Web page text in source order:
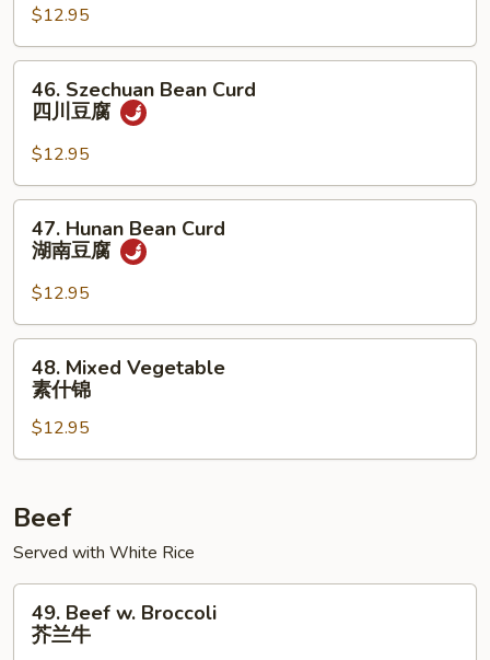
Tofu
麻
婆
$12.95
Szechuan
Bean
Curd
四
川
46. Szechuan Bean Curd
四川豆腐
$12.95
Hunan
Bean
Curd
湖
南
47. Hunan Bean Curd
湖南豆腐
$12.95
Mixed
Vegetable
什
48. Mixed Vegetable
素什锦
$12.95
Beef
Served with White Rice
Beef
49. Beef w. Broccoli
芥兰牛